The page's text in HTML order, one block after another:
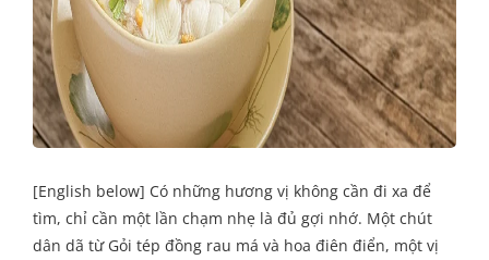
[English below] Có những hương vị không cần đi xa để
tìm, chỉ cần một lần chạm nhẹ là đủ gợi nhớ. Một chút
dân dã từ Gỏi tép đồng rau má và hoa điên điển, một vị